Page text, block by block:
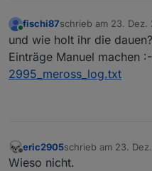
Online
fischi87schrieb am 23. Dez.
zuletzt editiert von
und wie holt ihr die
Einträge Manuel machen
2995_meross_log.txt
Offline
eric2905schrieb am 23.
zuletzt editiert von
Wieso nicht.